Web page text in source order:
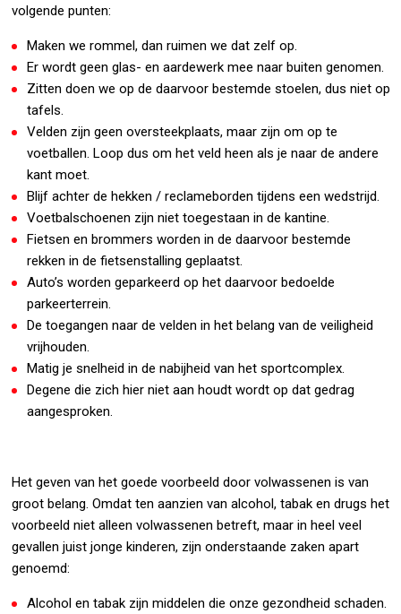
volgende punten:
Maken we rommel, dan ruimen we dat zelf op.
Er wordt geen glas- en aardewerk mee naar buiten genomen.
Zitten doen we op de daarvoor bestemde stoelen, dus niet op
tafels.
Velden zijn geen oversteekplaats, maar zijn om op te
voetballen. Loop dus om het veld heen als je naar de andere
kant moet.
Blijf achter de hekken / reclameborden tijdens een wedstrijd.
Voetbalschoenen zijn niet toegestaan in de kantine.
Fietsen en brommers worden in de daarvoor bestemde
rekken in de fietsenstalling geplaatst.
Auto’s worden geparkeerd op het daarvoor bedoelde
parkeerterrein.
De toegangen naar de velden in het belang van de veiligheid
vrijhouden.
Matig je snelheid in de nabijheid van het sportcomplex.
Degene die zich hier niet aan houdt wordt op dat gedrag
aangesproken.
Het geven van het goede voorbeeld door volwassenen is van
groot belang. Omdat ten aanzien van alcohol, tabak en drugs het
voorbeeld niet alleen volwassenen betreft, maar in heel veel
gevallen juist jonge kinderen, zijn onderstaande zaken apart
genoemd:
Alcohol en tabak zijn middelen die onze gezondheid schaden.